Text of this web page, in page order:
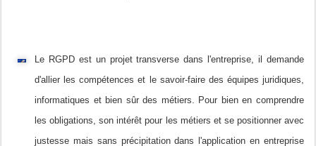
Le RGPD est un projet transverse dans l'entreprise, il demande
d'allier les compétences et le savoir-faire des équipes juridiques,
informatiques et bien sûr des métiers. Pour bien en comprendre
les obligations, son intérêt pour les métiers et se positionner avec
justesse mais sans précipitation dans l'application en entreprise